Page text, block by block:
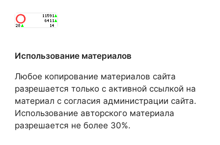
Использование материалов
Любое копирование материалов сайта
разрешается только с активной ссылкой на
материал с согласия администрации сайта.
Использование авторского материала
разрешается не более 30%.